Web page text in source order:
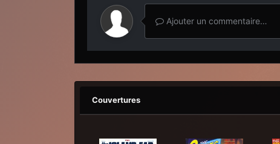
Ajouter un commentaire…
Couvertures